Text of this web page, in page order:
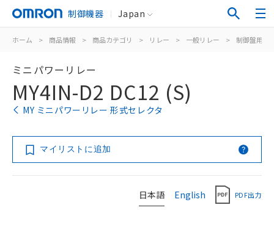
制御機器 Japan
ホーム > 商品情報 > 商品カテゴリ > リレー > 一般リレー > 制御盤用
ミニパワーリレー
MY4IN-D2 DC12 (S)
MY ミニパワーリレー 形式セレクタ
マイリストに追加
日本語 English PDF出力